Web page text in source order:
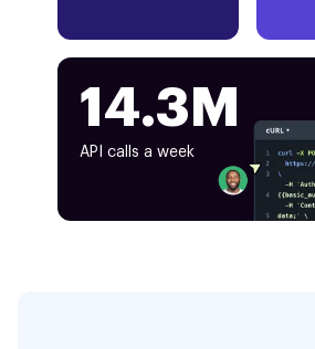
14.3M
API calls a week